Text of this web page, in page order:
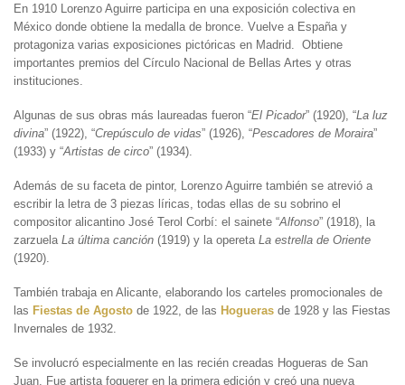
En 1910 Lorenzo Aguirre participa en una exposición colectiva en
México donde obtiene la medalla de bronce. Vuelve a España y
protagoniza varias exposiciones pictóricas en Madrid. Obtiene
importantes premios del Círculo Nacional de Bellas Artes y otras
instituciones.
Algunas de sus obras más laureadas fueron “El Picador” (1920), “La luz
divina” (1922), “Crepúsculo de vidas” (1926), “Pescadores de Moraira”
(1933) y “Artistas de circo” (1934).
Además de su faceta de pintor, Lorenzo Aguirre también se atrevió a
escribir la letra de 3 piezas líricas, todas ellas de su sobrino el
compositor alicantino José Terol Corbí: el sainete “Alfonso” (1918), la
zarzuela La última canción (1919) y la opereta La estrella de Oriente
(1920).
También trabaja en Alicante, elaborando los carteles promocionales de
las Fiestas de Agosto de 1922, de las Hogueras de 1928 y las Fiestas
Invernales de 1932.
Se involucró especialmente en las recién creadas Hogueras de San
Juan. Fue artista foguerer en la primera edición y creó una nueva